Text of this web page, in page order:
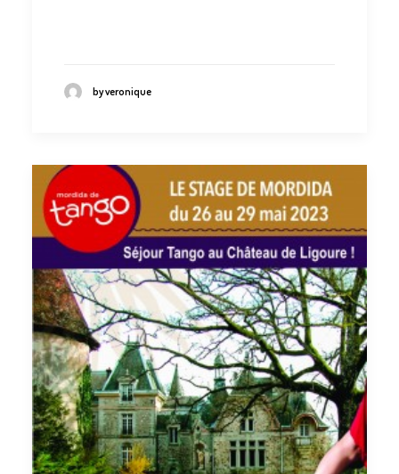
by veronique